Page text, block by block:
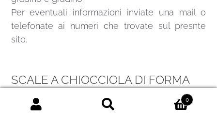
Per eventuali informazioni inviate una mail o
telefonate ai numeri che trovate sul presnte
sito.
SCALE A CHIOCCIOLA DI FORMA
La principale differenza, da cui derivano anche
0